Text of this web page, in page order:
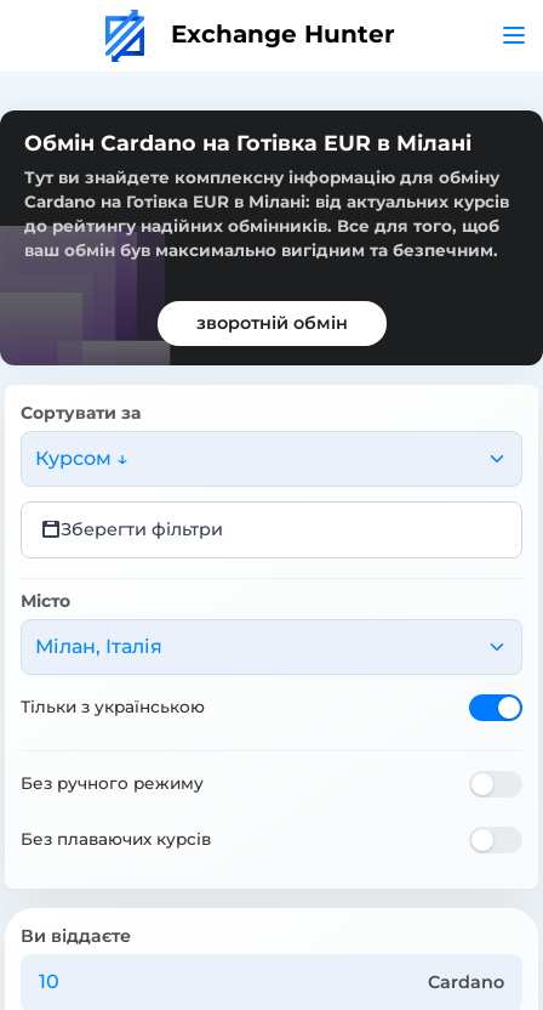
Exchange Hunter
Обмін Cardano на Готівка EUR в Мілані
Тут ви знайдете комплексну інформацію для обміну
Cardano на Готівка EUR в Мілані: від актуальних курсів
до рейтингу надійних обмінників. Все для того, щоб
ваш обмін був максимально вигідним та безпечним.
зворотній обмін
Сортувати за
Курсом ↓
Зберегти фільтри
Місто
Мілан, Італія
Тільки з українською
Без ручного режиму
Без плаваючих курсів
Ви віддаєте
Cardano